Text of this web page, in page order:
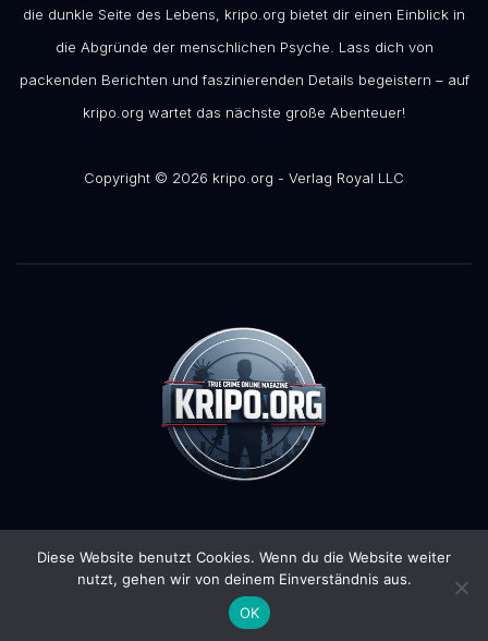
die dunkle Seite des Lebens, kripo.org bietet dir einen Einblick in
die Abgründe der menschlichen Psyche. Lass dich von
packenden Berichten und faszinierenden Details begeistern – auf
kripo.org wartet das nächste große Abenteuer!
Copyright © 2026 kripo.org - Verlag Royal LLC
Stolz präsentiert von WordPress| Theme:Pulse News
Themeansar
Diese Website benutzt Cookies. Wenn du die Website weiter
nutzt, gehen wir von deinem Einverständnis aus.
OK